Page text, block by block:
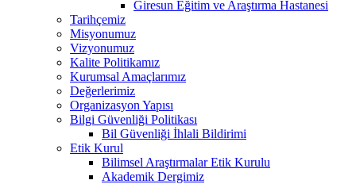
Giresun Eğitim ve Araştırma Hastanesi
Tarihçemiz
Misyonumuz
Vizyonumuz
Kalite Politikamız
Kurumsal Amaçlarımız
Değerlerimiz
Organizasyon Yapısı
Bilgi Güvenliği Politikası
Bil Güvenliği İhlali Bildirimi
Etik Kurul
Bilimsel Araştırmalar Etik Kurulu
Akademik Dergimiz